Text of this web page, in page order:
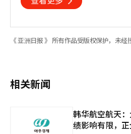
《 亚洲日报 》 所有作品受版权保护，未经
相关新闻
韩华航空航天
绩影响有限，